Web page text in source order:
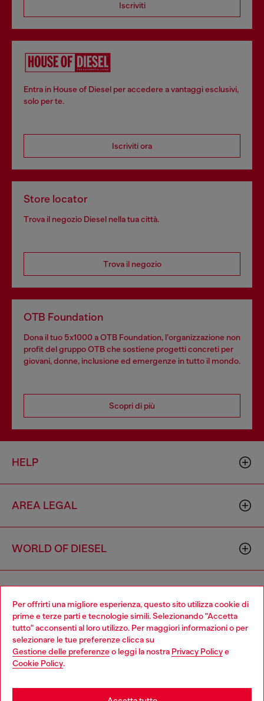
Per offrirti una migliore esperienza, questo sito utilizza cookie di
prime e terze parti e tecnologie simili. Selezionando "Accetta
tutto" acconsenti al loro utilizzo. Per maggiori informazioni o per
selezionare le tue preferenze clicca su
Gestione delle preferenzeo leggi la nostra Privacy Policye
Cookie Policy.
Iscriviti
Entra in House of Diesel per accedere a vantaggi esclusivi,
solo per te.
Iscriviti ora
Store locator
Trova il negozio Diesel nella tua città.
Trova il negozio
OTB Foundation
Dona il tuo 5x1000 a OTB Foundation, l’organizzazione non
profit del gruppo OTB che sostiene progetti concreti per
giovani, donne, inclusione ed emergenze in tutto il mondo.
Scopri di più
HELP
AREA LEGAL
WORLD OF DIESEL
Country: IT Language: IT
Choose your location
You are currently browsing Italia website, but it seems you may
be based in United States